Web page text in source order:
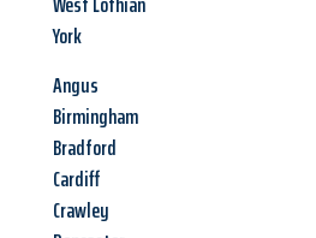
York
Angus
Birmingham
Bradford
Cardiff
Crawley